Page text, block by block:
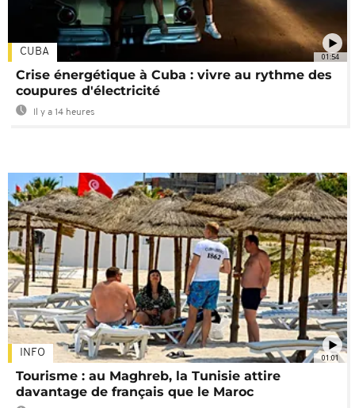
01:54
CUBA
Crise énergétique à Cuba : vivre au rythme des
coupures d'électricité
Il y a 14 heures
01:01
INFO
Tourisme : au Maghreb, la Tunisie attire
davantage de français que le Maroc